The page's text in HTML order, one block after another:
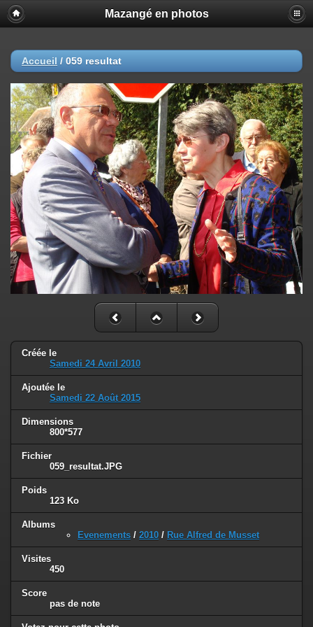
Mazangé en photos
Accueil / 059 resultat
Créée le
Samedi 24 Avril 2010
Ajoutée le
Samedi 22 Août 2015
Dimensions
800*577
Fichier
059_resultat.JPG
Poids
123 Ko
Albums
Evenements / 2010 / Rue Alfred de Musset
Visites
450
Score
pas de note